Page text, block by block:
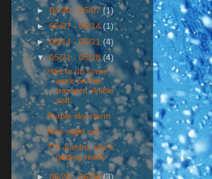
►04/30 - 05/07(1)
►05/07 - 05/14 (1)
►05/14 - 05/21 (4)
▼05/21 - 05/28(4)
Had to do some
work on the
transom. A little
soft.
Purple sky storm
Nice night out
T/T Jomfru, she's
getting ready
►05/28 - 06/04(3)